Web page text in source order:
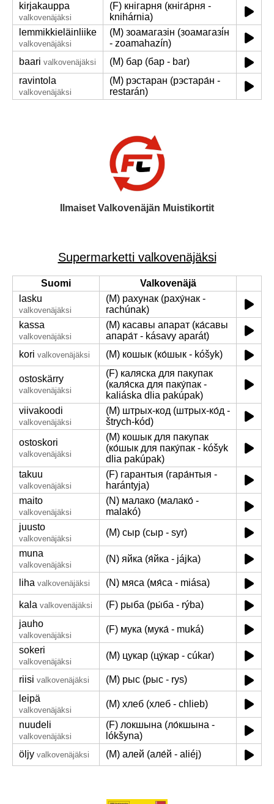
kirjakauppa
valkovenäjäksi
(F) кнігарня (кніга́рня -
knihárnia)
lemmikkieläinliike
valkovenäjäksi
(M) зоамагазін (зоамагазі́н
- zoamahazín)
baari valkovenäjäksi
(M) бар (бар - bar)
ravintola
valkovenäjäksi
(M) рэстаран (рэстара́н -
restarán)
Ilmaiset Valkovenäjän Muistikortit
Supermarketti valkovenäjäksi
Suomi
Valkovenäjä
lasku
valkovenäjäksi
(M) рахунак (раху́нак -
rachúnak)
kassa
valkovenäjäksi
(M) касавы апарат (ка́савы
апара́т - kásavy aparát)
kori valkovenäjäksi (M) кошык (ко́шык - kóšyk)
ostoskärry
valkovenäjäksi
(F) каляска для пакупак
(каля́ска для паку́пак -
kaliáska dlia pakúpak)
viivakoodi
valkovenäjäksi
(M) штрых-код (штрых-ко́д -
štrych-kód)
ostoskori
valkovenäjäksi
(M) кошык для пакупак
(ко́шык для паку́пак - kóšyk
dlia pakúpak)
takuu
valkovenäjäksi
(F) гарантыя (гара́нтыя -
harántyja)
maito
valkovenäjäksi
(N) малако (малако́ -
malakó)
juusto
valkovenäjäksi
(M) сыр (сыр - syr)
muna
valkovenäjäksi
(N) яйка (я́йка - jájka)
liha valkovenäjäksi (N) мяса (мя́са - miása)
kala valkovenäjäksi
(F) рыба (ры́ба - rýba)
jauho
valkovenäjäksi
(F) мука (мука́ - muká)
sokeri
valkovenäjäksi
(M) цукар (цу́кар - cúkar)
riisi valkovenäjäksi
(M) рыс (рыс - rys)
leipä
valkovenäjäksi
(M) хлеб (хлеб - chlieb)
nuudeli
valkovenäjäksi
(F) локшына (ло́кшына -
lókšyna)
öljy valkovenäjäksi (M) алей (але́й - aliéj)